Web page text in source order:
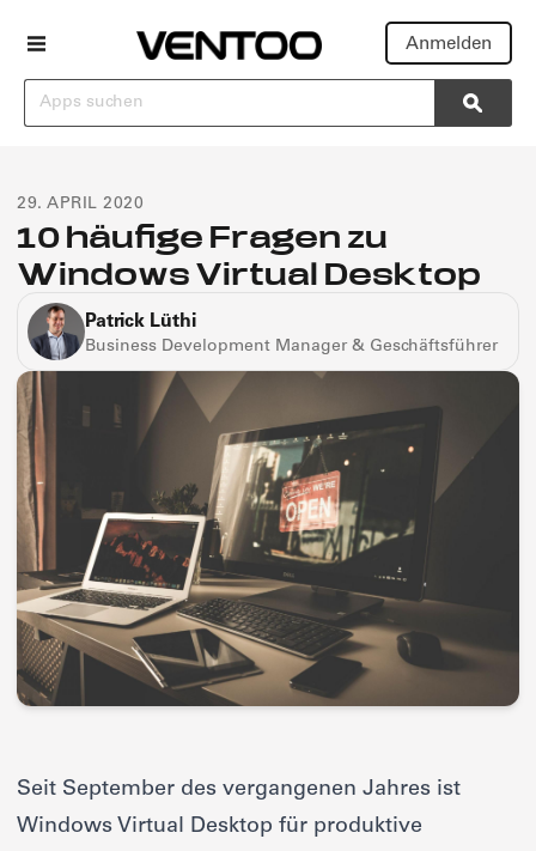
Suchen
Anmelden
29. APRIL 2020
10 häufige Fragen zu
Windows Virtual Desktop
Patrick Lüthi
Business Development Manager & Geschäftsführer
Seit September des vergangenen Jahres ist
Windows Virtual Desktop für produktive